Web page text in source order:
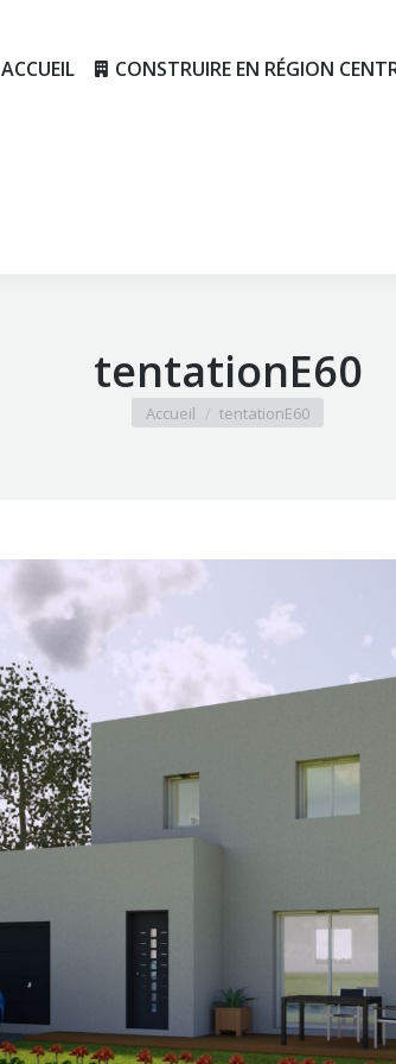
ACCUEIL CONSTRUIRE EN RÉGION
tentationE60
Vous êtes ici :
Accueil tentationE60
ACCUEIL CONSTRUIRE EN RÉGION